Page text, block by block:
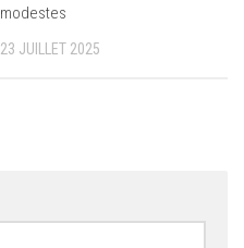
modestes
23 JUILLET 2025